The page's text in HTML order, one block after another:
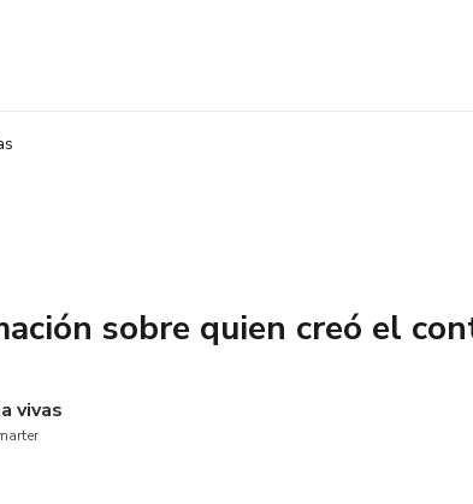
sobre quien creó el
vivas